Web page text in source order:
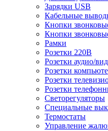
Зарядки USB
Кабельные
Кнопки
Кнопки
Рамки
Розетки 220В
Розетки аудио/
Розетки
Розетки
Розетки
Светорегуляторы
Специальные
Термостаты
Управление